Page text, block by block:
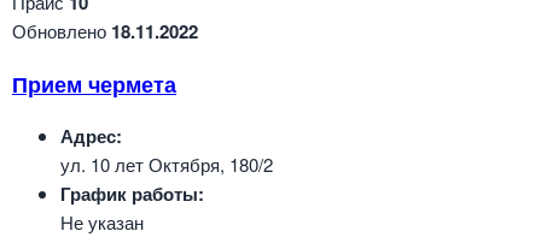
Обновлено 18.11.2022
Прием чермета
Адрес:
ул. 10 лет Октября, 180/2
График работы:
Не указан